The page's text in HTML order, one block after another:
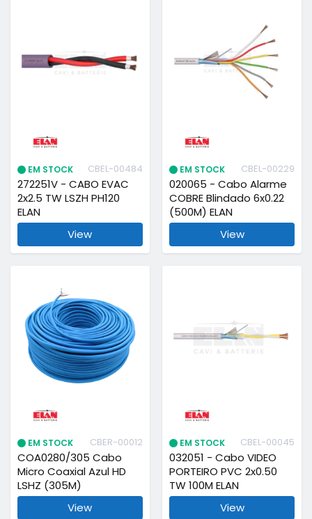
EM STOCK CBEL-00484
272251V - CABO EVAC
2x2.5 TW LSZH PH120
ELAN
View
EM STOCK CBEL-00229
020065 - Cabo Alarme
COBRE Blindado 6x0.22
(500M) ELAN
View
EM STOCK CBER-00012
COA0280/305 Cabo
Micro Coaxial Azul HD
LSHZ (305M)
View
EM STOCK CBEL-00045
032051 - Cabo VIDEO
PORTEIRO PVC 2x0.50
TW 100M ELAN
View